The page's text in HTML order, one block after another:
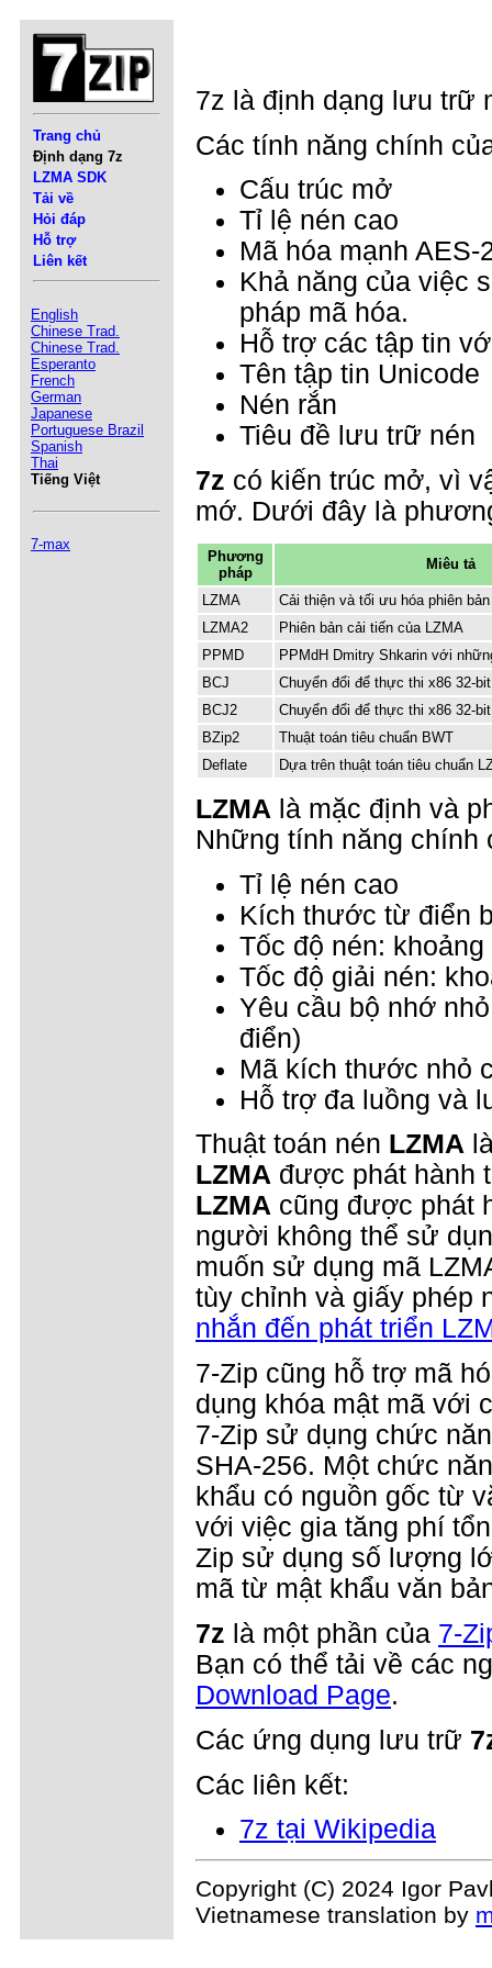
Trang chủ
Định dạng 7z
LZMA SDK
Tải về
Hỏi đáp
Hỗ trợ
Liên kết
English
Chinese Trad.
Chinese Trad.
Esperanto
French
German
Japanese
Portuguese Brazil
Spanish
Thai
Tiếng Việt
7-max
7z là định dạng lưu trữ
Các tính năng chính
Cấu trúc mở
Tỉ lệ nén cao
Mã hóa mạnh AES-
Khả năng của việc
pháp mã hóa.
Hỗ trợ các tập tin
Tên tập tin Unicode
Nén rắn
Tiêu đề lưu trữ nén
7z có kiến trúc mở, vì
mớ. Dưới đây là
Phương
pháp
Miêu tả
LZMA
Cải thiện và tối ưu hóa phiên
LZMA2
Phiên bản cải tiến của LZMA
PPMD
PPMdH Dmitry Shkarin với
BCJ
Chuyển đổi để thực thi x86 32-bit
BCJ2
Chuyển đổi để thực thi x86 32-bit
BZip2
Thuật toán tiêu chuẩn BWT
Deflate
Dựa trên thuật toán tiêu chuẩn
LZMA là mặc định và
Những tính năng
Tỉ lệ nén cao
Kích thước từ điển
Tốc độ nén:
Tốc độ giải nén:
Yêu cầu bộ nhớ
điển)
Mã kích thước nhỏ
Hỗ trợ đa luồng và
Thuật toán nén LZMA
LZMA được phát hành
LZMA cũng được phát
người không thể sử
muốn sử dụng mã
tùy chỉnh và giấy phép
nhắn đến phát triển
7-Zip cũng hỗ trợ mã
dụng khóa mật mã với
7-Zip sử dụng chức
SHA-256. Một chức
khẩu có nguồn gốc từ
với việc gia tăng phí
Zip sử dụng số lượng
mã từ mật khẩu văn
7z là một phần của 7-
Bạn có thể tải về các
Download Page.
Các ứng dụng lưu trữ
Các liên kết:
7z tại Wikipedia
Copyright (C) 2024 Igor
Vietnamese translation by